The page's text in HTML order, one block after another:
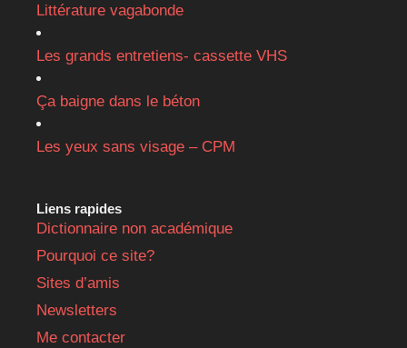
Littérature vagabonde
Les grands entretiens- cassette VHS
Ça baigne dans le béton
Les yeux sans visage – CPM
Liens rapides
Dictionnaire non académique
Pourquoi ce site?
Sites d’amis
Newsletters
Me contacter